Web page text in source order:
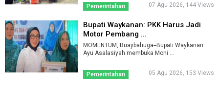
Pemerintahan 07 Agu 2026, 144 Views
Bupati Waykanan: PKK Harus Jadi
Motor Pembang ...
MOMENTUM, Buaybahuga--Bupati Waykanan
Ayu Asalasiyah membuka Moni ...
Pemerintahan 05 Agu 2026, 153 Views